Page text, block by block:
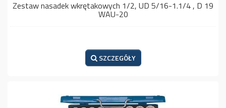
Zestaw nasadek wkrętakowych 1/2, UD 5/16-1.1/4 , D 19
WAU-20
SZCZEGÓŁY